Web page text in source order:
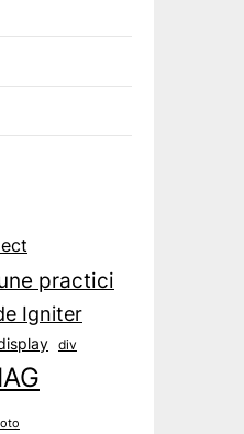
practici
Igniter
div